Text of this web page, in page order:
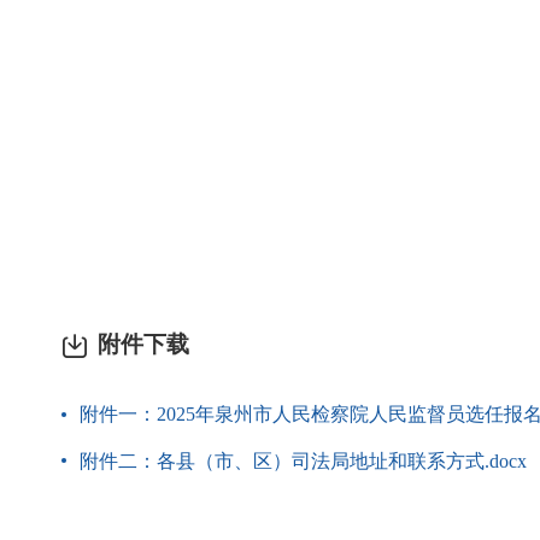
附件下载
附件一：2025年泉州市人民检察院人民监督员选任报
附件二：各县（市、区）司法局地址和联系方式.docx